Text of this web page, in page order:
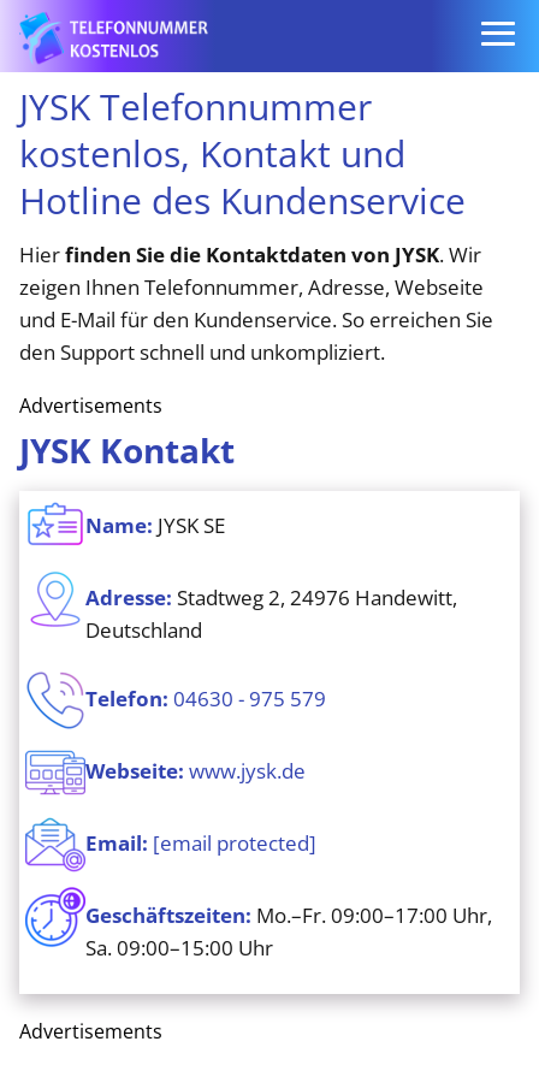
JYSK Telefonnummer
kostenlos, Kontakt und
Hotline des Kundenservice
Hierfinden Sie die Kontaktdaten von JYSK. Wir
zeigen Ihnen Telefonnummer, Adresse, Webseite
und E-Mail für den Kundenservice. So erreichen Sie
den Support schnell und unkompliziert.
Advertisements
JYSK Kontakt
Name: JYSK SE
Adresse: Stadtweg 2, 24976 Handewitt,
Deutschland
Telefon: 04630 - 975 579
Webseite: www.jysk.de
Email: [email protected]
Geschäftszeiten: Mo.–Fr. 09:00–17:00 Uhr,
Sa. 09:00–15:00 Uhr
Advertisements